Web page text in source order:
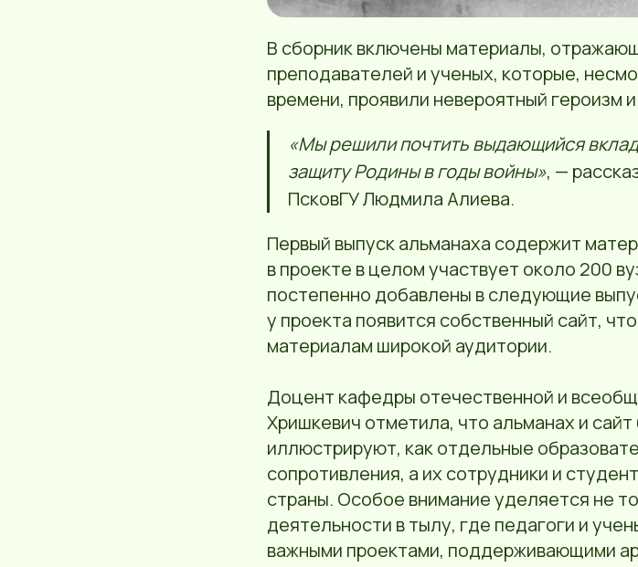
В сборник включены материалы,
преподавателей и ученых, которые,
времени, проявили невероятный героизм
«Мы решили почтить выдающийся
защиту Родины в годы войны», —
ПсковГУ Людмила Алиева.
Первый выпуск альманаха содержит
в проекте в целом участвует около 200
постепенно добавлены в следующие
у проекта появится собственный сайт,
материалам широкой аудитории.
Доцент кафедры отечественной и
Хришкевич отметила, что альманах и
иллюстрируют, как отдельные
сопротивления, а их сотрудники и
страны. Особое внимание уделяется не
деятельности в тылу, где педагоги и
важными проектами, поддерживающими